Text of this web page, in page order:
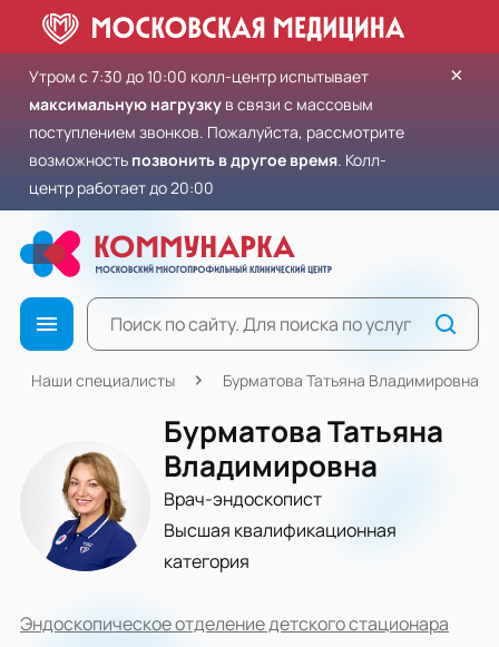
Утром с 7:30 до 10:00 колл-центр испытывает
максимальную нагрузку в связи с массовым
поступлением звонков. Пожалуйста, рассмотрите
возможность позвонить в другое время. Колл-
центр работает до 20:00
×
Наши специалисты Бурматова Татьяна Владимировна
Бурматова Татьяна
Владимировна
Врач-эндоскопист
Высшая квалификационная
категория
Эндоскопическое отделение детского стационара